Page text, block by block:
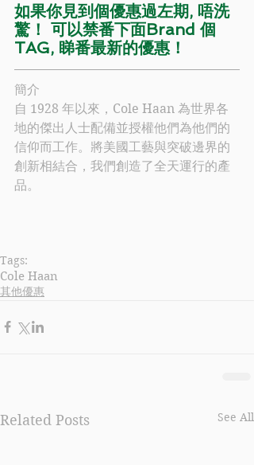
如果你見到個優惠過左期, 唔洗
驚！ 可以禁番下面Brand 個
TAG, 睇番最新的優惠！
簡介
自 1928 年以來， Cole Haan 為世界各
地的傑出人士配備並授權他們為他們的
信仰而工作。將美國工藝與突破邊界的
創新相結合，我們創造了全天運行的產
品。
Tags:
Cole Haan
其他優惠
Related Posts See All